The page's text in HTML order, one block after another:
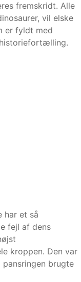
fremskridt. Alle
vil elske
er fyldt med
har et så
fejl af dens
kroppen. Den var
brugte